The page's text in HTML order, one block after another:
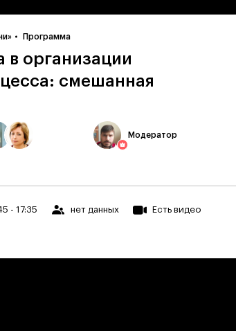
Программа
в организации
смешанная
Модератор
- 17:35 нет данных Есть видео